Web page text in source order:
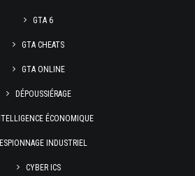
GTA 6
GTA CHEATS
GTA ONLINE
DÉPOUSSIÉRAGE
ÉCONOMIQUE
ESPIONNAGE INDUSTRIEL
CYBER ICS